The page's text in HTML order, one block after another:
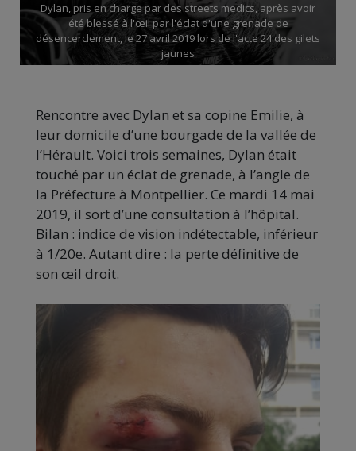
Dylan, pris en charge par des streets medics, après avoir
été blessé à l'œil par l'éclat d'une grenade de
désencerclement, le 27 avril 2019 lors de l'acte 24 des gilets
jaunes
Rencontre avec Dylan et sa copine Emilie, à
leur domicile d’une bourgade de la vallée de
l’Hérault. Voici trois semaines, Dylan était
touché par un éclat de grenade, à l’angle de
la Préfecture à Montpellier. Ce mardi 14 mai
2019, il sort d’une consultation à l’hôpital.
Bilan : indice de vision indétectable, inférieur
à 1/20e. Autant dire : la perte définitive de
son œil droit.